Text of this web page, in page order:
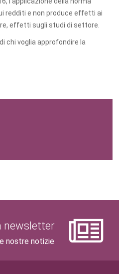
redditi e non produce effetti ai
effetti sugli studi di settore.
chi voglia approfondire la
newsletter
nostre notizie